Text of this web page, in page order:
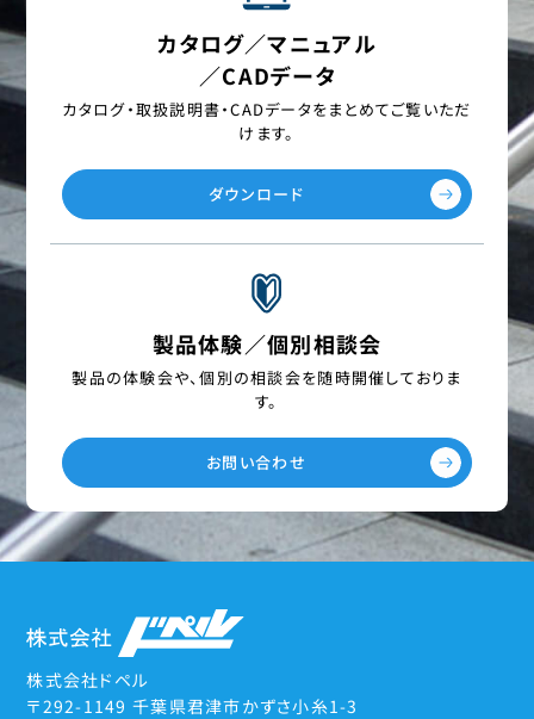
カタログ／マニュアル
／CADデータ
カタログ・取扱説明書・CADデータをまとめてご覧いただ
けます。
ダウンロード
製品体験／個別相談会
製品の体験会や、個別の相談会を随時開催しておりま
す。
お問い合わせ
株式会社ドペル
〒292-1149 千葉県君津市かずさ小糸1-3